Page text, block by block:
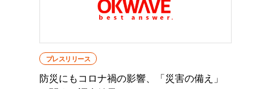
プレスリリース
防災にもコロナ禍の影響、「災害の備え」